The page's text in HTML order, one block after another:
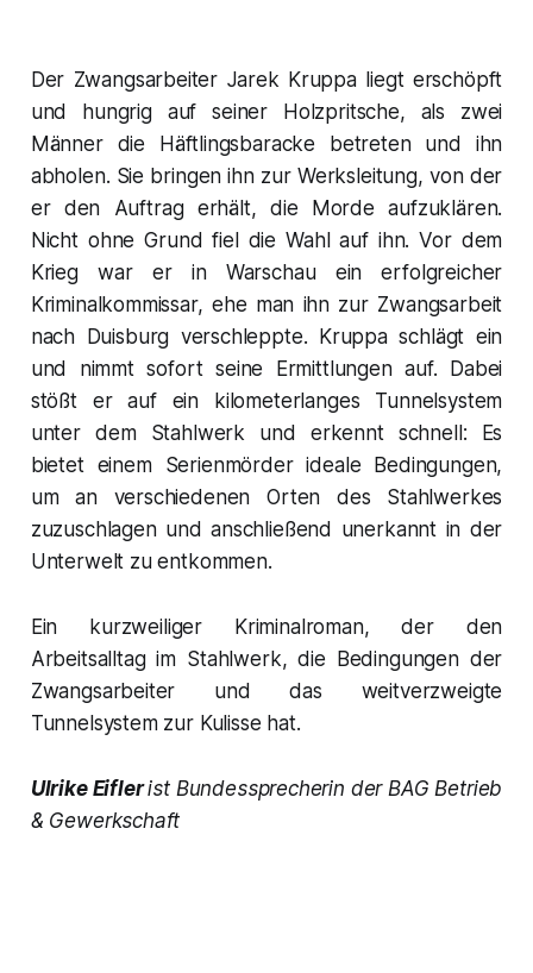
Der Zwangsarbeiter Jarek Kruppa liegt erschöpft
und hungrig auf seiner Holzpritsche, als zwei
Männer die Häftlingsbaracke betreten und ihn
abholen. Sie bringen ihn zur Werksleitung, von der
er den Auftrag erhält, die Morde aufzuklären.
Nicht ohne Grund fiel die Wahl auf ihn. Vor dem
Krieg war er in Warschau ein erfolgreicher
Kriminalkommissar, ehe man ihn zur Zwangsarbeit
nach Duisburg verschleppte. Kruppa schlägt ein
und nimmt sofort seine Ermittlungen auf. Dabei
stößt er auf ein kilometerlanges Tunnelsystem
unter dem Stahlwerk und erkennt schnell: Es
bietet einem Serienmörder ideale Bedingungen,
um an verschiedenen Orten des Stahlwerkes
zuzuschlagen und anschließend unerkannt in der
Unterwelt zu entkommen.
Ein kurzweiliger Kriminalroman, der den
Arbeitsalltag im Stahlwerk, die Bedingungen der
Zwangsarbeiter und das weitverzweigte
Tunnelsystem zur Kulisse hat.
Ulrike Eiflerist Bundessprecherin der BAG Betrieb
& Gewerkschaft